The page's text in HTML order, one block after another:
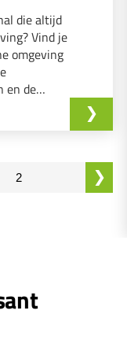
die altijd
Vind je
omgeving
en de
2